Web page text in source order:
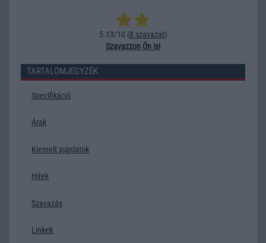
5.13/10 (8 szavazat)
Szavazzon Ön is!
TARTALOMJEGYZÉK
Specifikáció
Árak
Kiemelt ajánlatok
Hírek
Szavazás
Linkek